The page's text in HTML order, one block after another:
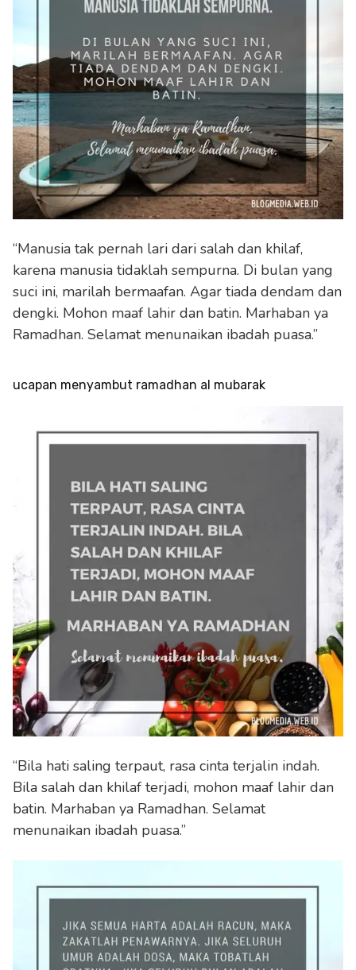
“Manusia tak pernah lari dari salah dan khilaf,
karena manusia tidaklah sempurna. Di bulan yang
suci ini, marilah bermaafan. Agar tiada dendam dan
dengki. Mohon maaf lahir dan batin. Marhaban ya
Ramadhan. Selamat menunaikan ibadah puasa.”
ucapan menyambut ramadhan al mubarak
“Bila hati saling terpaut, rasa cinta terjalin indah.
Bila salah dan khilaf terjadi, mohon maaf lahir dan
batin. Marhaban ya Ramadhan. Selamat
menunaikan ibadah puasa.”